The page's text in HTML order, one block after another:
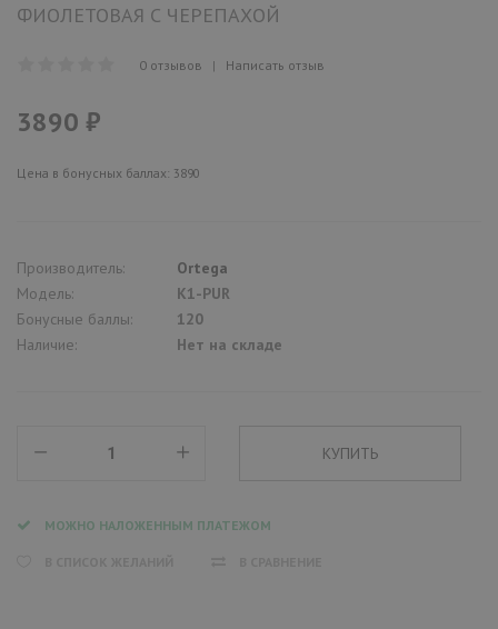
ФИОЛЕТОВАЯ С ЧЕРЕПАХОЙ
0 отзывов | Написать отзыв
3890 ₽
Цена в бонусных баллах: 3890
Производитель:
Ortega
Модель:
K1-PUR
Бонусные баллы:
120
Наличие:
Нет на складе
МОЖНО НАЛОЖЕННЫМ ПЛАТЕЖОМ